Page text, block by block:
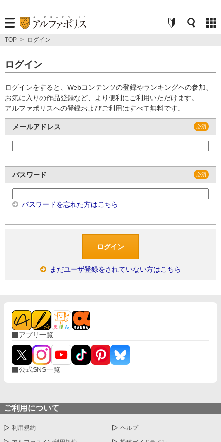
TOP > ログイン
ログイン
ログインをすると、Webコンテンツの登録やランキングへの参加、
お気に入りの作品登録など、より便利にご利用いただけます。
アルファポリスへの登録およびご利用はすべて無料です。
メールアドレス
パスワード
パスワードを忘れた方はこちら
まだユーザ登録をされていない方はこちら
アプリ一覧
公式SNS一覧
ご利用について
利用規約 ヘルプ